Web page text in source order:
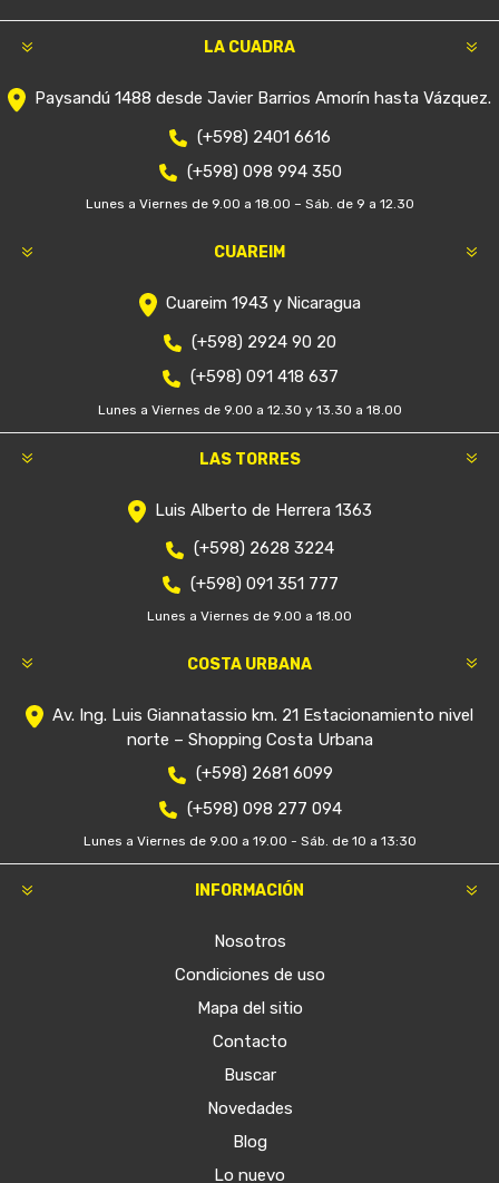
LA CUADRA
Paysandú 1488 desde Javier Barrios Amorín hasta Vázquez.
(+598) 2401 6616
(+598) 098 994 350
Lunes a Viernes de 9.00 a 18.00 – Sáb. de 9 a 12.30
CUAREIM
Cuareim 1943 y Nicaragua
(+598) 2924 90 20
(+598) 091 418 637
Lunes a Viernes de 9.00 a 12.30 y 13.30 a 18.00
LAS TORRES
Luis Alberto de Herrera 1363
(+598) 2628 3224
(+598) 091 351 777
Lunes a Viernes de 9.00 a 18.00
COSTA URBANA
Av. Ing. Luis Giannatassio km. 21 Estacionamiento nivel
norte – Shopping Costa Urbana
(+598) 2681 6099
(+598) 098 277 094
Lunes a Viernes de 9.00 a 19.00 - Sáb. de 10 a 13:30
INFORMACIÓN
Nosotros
Condiciones de uso
Mapa del sitio
Contacto
Buscar
Novedades
Blog
Lo nuevo